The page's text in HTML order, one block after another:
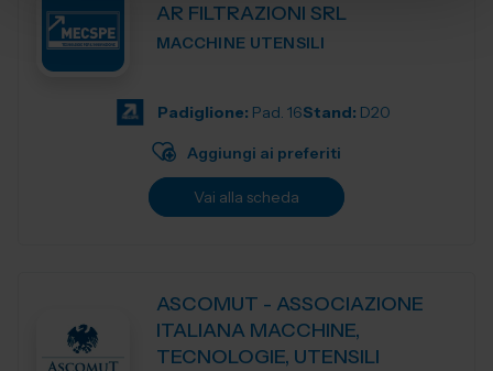
AR FILTRAZIONI SRL
MACCHINE UTENSILI
Padiglione: Pad. 16Stand: D20
Aggiungi ai preferiti
Vai alla scheda
ASCOMUT - ASSOCIAZIONE
ITALIANA MACCHINE,
TECNOLOGIE, UTENSILI